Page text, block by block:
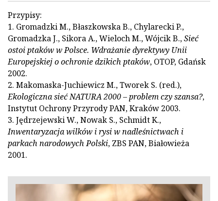
Przypisy:
1. Gromadzki M., Błaszkowska B., Chylarecki P.,
Gromadzka J., Sikora A., Wieloch M., Wójcik B.,Sieć
ostoi ptaków w Polsce. Wdrażanie dyrektywy Unii
Europejskiej o ochronie dzikich ptaków, OTOP, Gdańsk
2002.
2. Makomaska-Juchiewicz M., Tworek S. (red.),
Ekologiczna sieć NATURA 2000 – problem czy szansa?,
Instytut Ochrony Przyrody PAN, Kraków 2003.
3. Jędrzejewski W., Nowak S., Schmidt K.,
Inwentaryzacja wilków i rysi w nadleśnictwach i
parkach narodowych Polski, ZBS PAN, Białowieża
2001.